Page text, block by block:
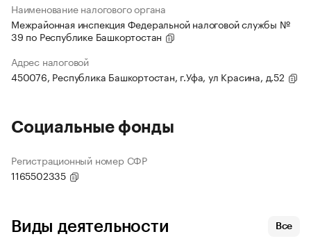
Наименование налогового органа
Межрайонная инспекция Федеральной налоговой службы №
39 по Республике Башкортостан
Адрес налоговой
450076, Республика Башкортостан, г.Уфа, ул Красина, д.52
Социальные фонды
Регистрационный номер СФР
1165502335
Виды деятельности Все